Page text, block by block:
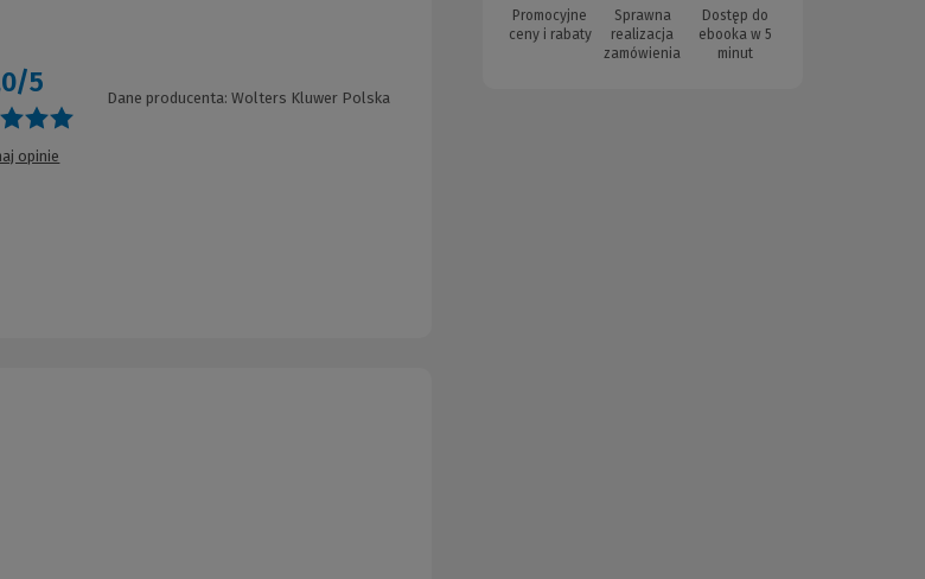
5
opinie
Dane producenta: Wolters Kluwer Polska
Promocyjne
ceny i rabaty
Sprawna
realizacja
zamówienia
Dostęp do
ebooka w 5
minut